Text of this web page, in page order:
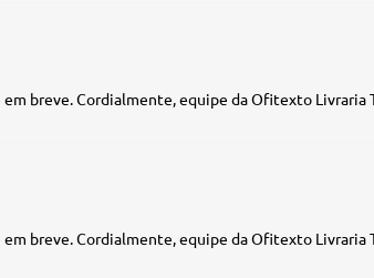
breve. Cordialmente, equipe da Ofitexto Livraria
breve. Cordialmente, equipe da Ofitexto Livraria